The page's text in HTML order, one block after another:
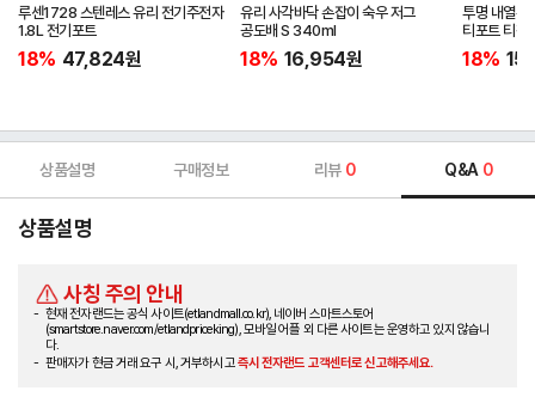
루센1728 스텐레스 유리 전기주전자
1.8L 전기포트
18% 47,824원
유리 사각바닥 손잡이 숙우 저그
공도배 S 340ml
18% 16,954원
투명 내열
티포트 티팟
18%
상품설명 구매정보 리뷰 0 Q&A 0
상품설명
사칭 주의 안내
현재 전자랜드는 공식 사이트(etlandmall.co.kr), 네이버 스마트스토어
(smartstore.naver.com/etlandpriceking), 모바일 어플 외 다른 사이트는 운영하고 있지 않습니
다.
판매자가 현금 거래 요구 시, 거부하시고즉시 전자랜드 고객센터로 신고해주세요.